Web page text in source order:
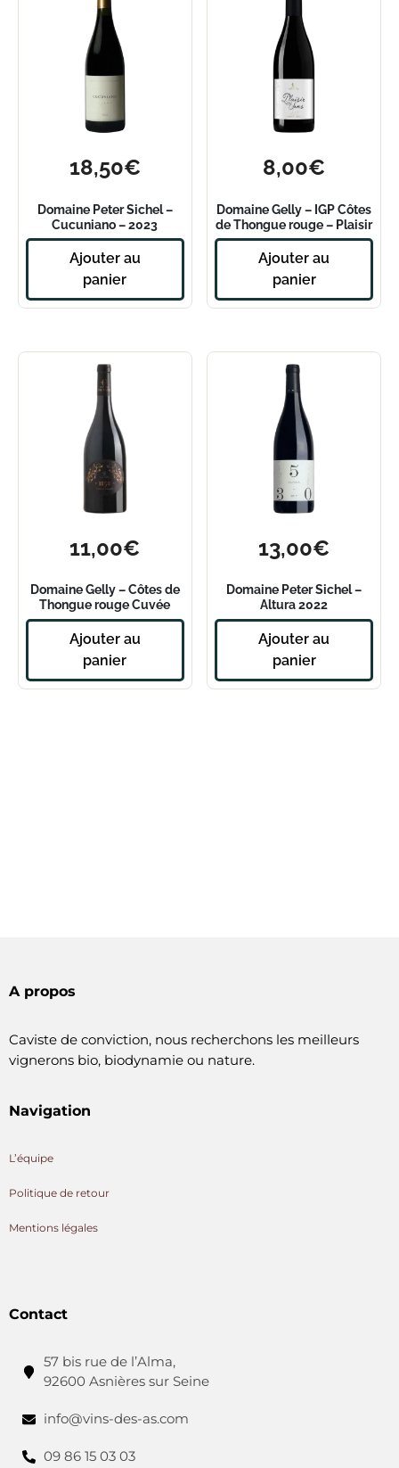
18,50€
Domaine Peter Sichel –
Cucuniano – 2023
Ajouter au
panier
8,00€
Domaine Gelly – IGP Côtes
de Thongue rouge – Plaisir
des Sens 2023
Ajouter au
panier
11,00€
Domaine Gelly – Côtes de
Thongue rouge Cuvée
1850 2023
Ajouter au
panier
13,00€
Domaine Peter Sichel –
Altura 2022
Ajouter au
panier
A propos
Caviste de conviction, nous recherchons les meilleurs
vignerons bio, biodynamie ou nature.
Navigation
L’équipe
Politique de retour
Mentions légales
Contact
57 bis rue de l’Alma,
92600 Asnières sur Seine
info@vins-des-as.com
09 86 15 03 03